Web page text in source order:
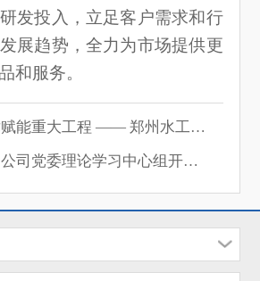
发投入，立足客户需求和行
展趋势，全力为市场提供更
和服务。
上一篇：技术赋能重大工程 —— 郑州水工钢箱梁翻身专利成功授权
下一篇：集团公司党委理论学习中心组开展2025年度民主生活会前学习研讨